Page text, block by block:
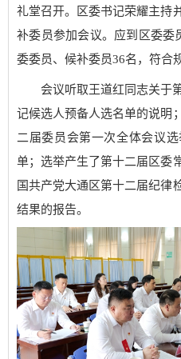
礼堂召开。区委书记荣耀主持
补委员参加会议。应到区委委
委委员、候补委员36名，符合
会议听取王道红同志关于
记候选人预备人选名单的说明
二届委员会第一次全体会议
单；选举产生了第十二届区委
国共产党大通区第十二届纪律
结果的报告。